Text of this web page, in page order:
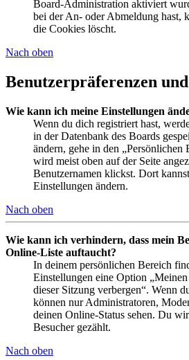
Board-Administration aktiviert
bei der An- oder Abmeldung hast,
die Cookies löscht.
Nach oben
Benutzerpräferenzen
Wie kann ich meine Einstellungen
Wenn du dich registriert hast,
in der Datenbank des Boards
ändern, gehe in den
wird meist oben auf der Seite
Benutzernamen klickst. Dort
Einstellungen ändern.
Nach oben
Wie kann ich verhindern, dass mein
Online-Liste auftaucht?
In deinem persönlichen Bereich
Einstellungen eine Option
dieser Sitzung verbergen“. Wenn
können nur Administratoren,
deinen Online-Status sehen. Du
Besucher gezählt.
Nach oben